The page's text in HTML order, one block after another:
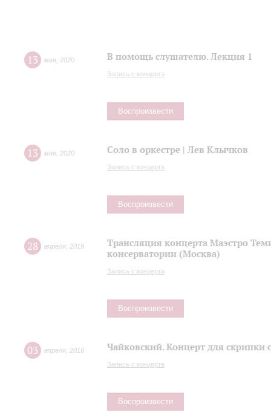
13 мая 2020 В помощь слушателю. Лекция 1
Запись с концерта
Воспроизвести
13 мая 2020 Соло в оркестре | Лев Клычков
Запись с концерта
Воспроизвести
28 апреля 2019
Трансляция концерта Маэстро
консерватории (Москва)
Запись с концерта
Воспроизвести
03 апреля 2016 Чайковский. Концерт для скрипки
Запись с концерта
Воспроизвести